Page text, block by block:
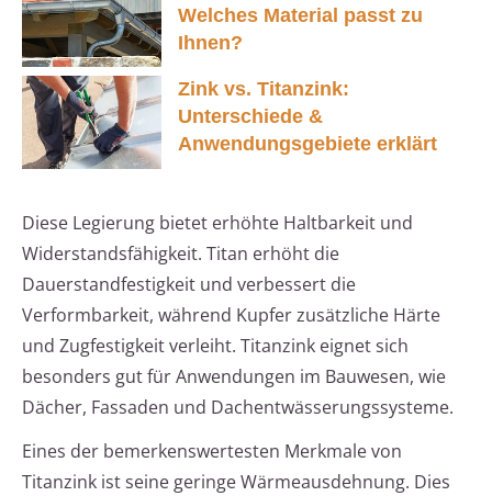
Welches Material passt zu
Ihnen?
Zink vs. Titanzink:
Unterschiede &
Anwendungsgebiete erklärt
Diese Legierung bietet erhöhte Haltbarkeit und
Widerstandsfähigkeit. Titan erhöht die
Dauerstandfestigkeit und verbessert die
Verformbarkeit, während Kupfer zusätzliche Härte
und Zugfestigkeit verleiht. Titanzink eignet sich
besonders gut für Anwendungen im Bauwesen, wie
Dächer, Fassaden und Dachentwässerungssysteme.
Eines der bemerkenswertesten Merkmale von
Titanzink ist seine geringe Wärmeausdehnung. Dies